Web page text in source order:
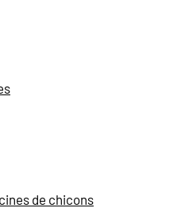
de chicons